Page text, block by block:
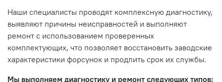
Гарантия не распространяется на следующие случаи:
Истек гарантийный срок.
Товар является расходным материалом, который
Наши специалисты проводят комплексную диагностику,
выявляют причины неисправностей и выполняют
ремонт с использованием проверенных
комплектующих, что позволяет восстановить заводские
характеристики форсунок и продлить срок их службы.
Мы выполняем диагностику и ремонт следующих типов: